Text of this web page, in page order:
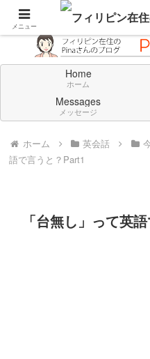
Don't think deeply.
Home
ホーム
Messages
メッセージ
ホーム 英会話
語で言うと？Part1
「台無し」って英
メニュー